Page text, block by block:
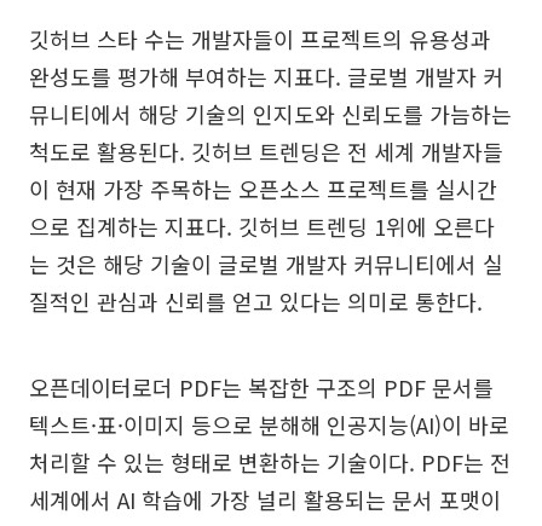
깃허브 스타 수는 개발자들이 프로젝트의 유용성과
완성도를 평가해 부여하는 지표다. 글로벌 개발자 커
뮤니티에서 해당 기술의 인지도와 신뢰도를 가늠하는
척도로 활용된다. 깃허브 트렌딩은 전 세계 개발자들
이 현재 가장 주목하는 오픈소스 프로젝트를 실시간
으로 집계하는 지표다. 깃허브 트렌딩 1위에 오른다
는 것은 해당 기술이 글로벌 개발자 커뮤니티에서 실
질적인 관심과 신뢰를 얻고 있다는 의미로 통한다.
오픈데이터로더 PDF는 복잡한 구조의 PDF 문서를
텍스트·표·이미지 등으로 분해해 인공지능(AI)이 바로
처리할 수 있는 형태로 변환하는 기술이다. PDF는 전
세계에서 AI 학습에 가장 널리 활용되는 문서 포맷이